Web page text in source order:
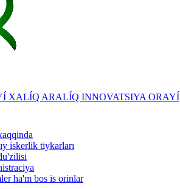
XALÍQ ARALÍQ INNOVATSIYA ORAYÍ
iskerlik tiykarları
ha'm bos is orinlar